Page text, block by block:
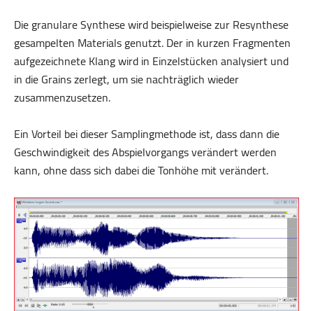
Die granulare Synthese wird beispielweise zur Resynthese
gesampelten Materials genutzt. Der in kurzen Fragmenten
aufgezeichnete Klang wird in Einzelstücken analysiert und
in die Grains zerlegt, um sie nachträglich wieder
zusammenzusetzen.
Ein Vorteil bei dieser Samplingmethode ist, dass dann die
Geschwindigkeit des Abspielvorgangs verändert werden
kann, ohne dass sich dabei die Tonhöhe mit verändert.